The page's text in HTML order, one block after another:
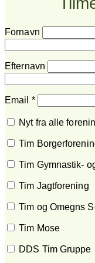
Fornavn
Efternavn
Email *
Nyt fra alle
Tim
Tim Gymnastik-
Tim Jagtforening
Tim og Omegns
Tim Mose
DDS Tim Gruppe